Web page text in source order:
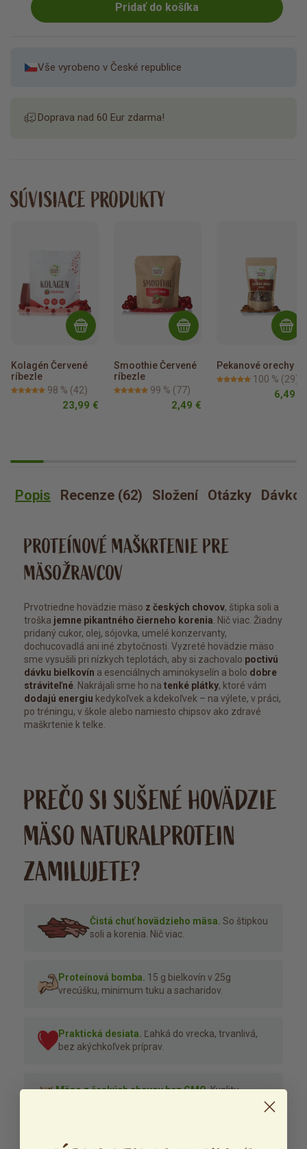
Pridať do košíka
Vše vyrobeno v České republice
Doprava nad 60 Eur zdarma!
SÚVISIACE PRODUKTY
Kolagén Červené
ríbezle
98 % (42)
23,99 €
Smoothie Červené
ríbezle
99 % (77)
2,49 €
Pekanové orechy
100 % (29)
6,49 €
Popis Recenze (62) Složení Otázky
PROTEÍNOVÉ MAŠKRTENIE PRE
MÄSOŽRAVCOV
Prvotriedne hovädzie mäso z českých chovov, štipka soli a
troška jemne pikantného čierneho korenia . Nič viac. Žiadny
pridaný cukor, olej, sójovka, umelé konzervanty,
dochucovadlá ani iné zbytočnosti. Vyzreté hovädzie mäso
sme vysušili pri nízkych teplotách, aby si zachovalo poctivú
dávku bielkovín a esenciálnych aminokyselín a bolo dobre
stráviteľné . Nakrájali sme ho na tenké plátky, ktoré vám
dodajú energiu kedykoľvek a kdekoľvek – na výlete, v práci,
po tréningu, v škole alebo namiesto chipsov ako zdravé
maškrtenie k telke.
PREČO SI SUŠENÉ HOVÄDZIE
MÄSO NATURALPROTEIN
ZAMILUJETE?
Čistá chuť hovädzieho mäsa. So štipkou
soli a korenia. Nič viac.
Proteínová bomba. 15 g bielkovín v 25g
vrecúšku, minimum tuku a sacharidov.
Praktická desiata. Ľahká do vrecka, trvanlivá,
bez akýchkoľvek príprav.
Mäso z českých chovov bez GMO.Kvalitu